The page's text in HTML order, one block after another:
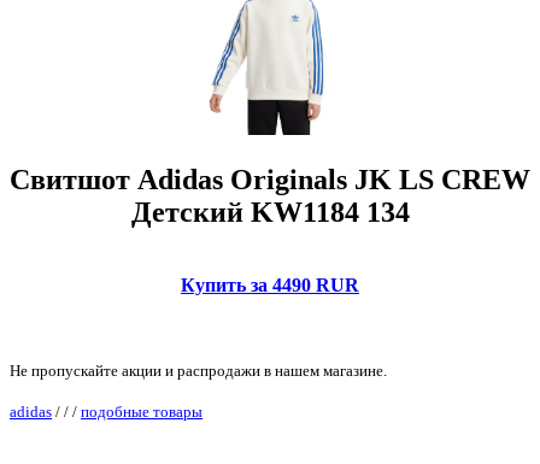
Свитшот Adidas Originals JK LS CREW
Детский KW1184 134
Купить за 4490 RUR
Не пропускайте акции и распродажи в нашем магазине.
adidas / / / подобные товары